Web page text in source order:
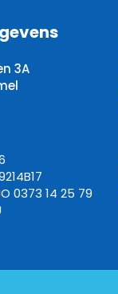
3A
0373 14 25 79